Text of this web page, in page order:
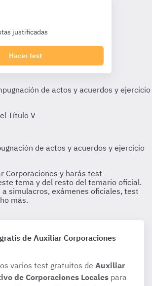
justificadas
Hacer test
de Auxiliar Corporaciones
varios test gratuitos de Auxiliar
de Corporaciones Localespara